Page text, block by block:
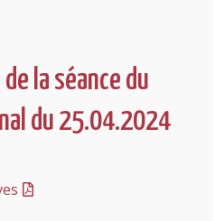
la séance du
du 25.04.2024